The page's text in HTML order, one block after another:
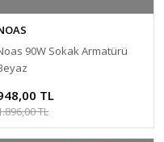
90W Sokak Armatürü
TL
TL